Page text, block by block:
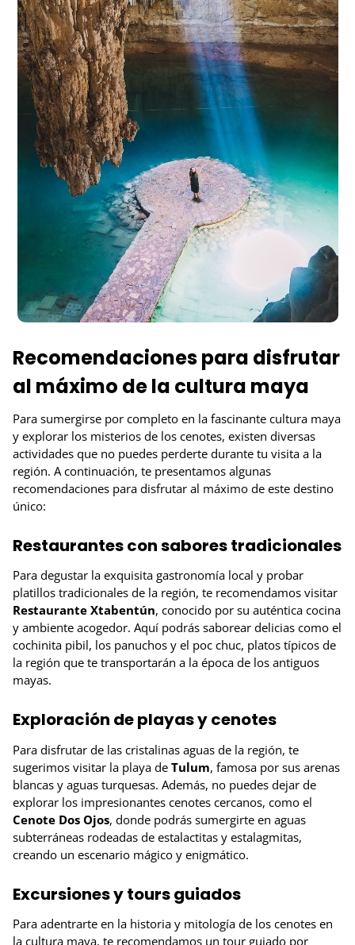
Recomendaciones para disfrutar
al máximo de la cultura maya
Para sumergirse por completo en la fascinante cultura maya
y explorar los misterios de los cenotes, existen diversas
actividades que no puedes perderte durante tu visita a la
región. A continuación, te presentamos algunas
recomendaciones para disfrutar al máximo de este destino
único:
Restaurantes con sabores tradicionales
Para degustar la exquisita gastronomía local y probar
platillos tradicionales de la región, te recomendamos visitar
Restaurante Xtabentún, conocido por su auténtica cocina
y ambiente acogedor. Aquí podrás saborear delicias como el
cochinita pibil, los panuchos y el poc chuc, platos típicos de
la región que te transportarán a la época de los antiguos
mayas.
Exploración de playas y cenotes
Para disfrutar de las cristalinas aguas de la región, te
sugerimos visitar la playa de Tulum, famosa por sus arenas
blancas y aguas turquesas. Además, no puedes dejar de
explorar los impresionantes cenotes cercanos, como el
Cenote Dos Ojos, donde podrás sumergirte en aguas
subterráneas rodeadas de estalactitas y estalagmitas,
creando un escenario mágico y enigmático.
Excursiones y tours guiados
Para adentrarte en la historia y mitología de los cenotes en
la cultura maya, te recomendamos un tour guiado por